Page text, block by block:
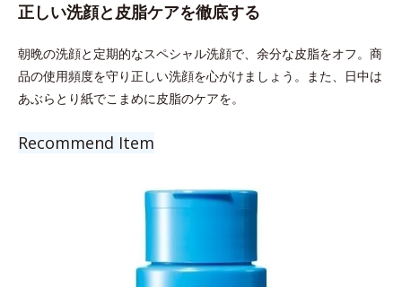
正しい洗顔と皮脂ケアを徹底する
朝晩の洗顔と定期的なスペシャル洗顔で、余分な皮脂をオフ。商
品の使用頻度を守り正しい洗顔を心がけましょう。また、日中は
あぶらとり紙でこまめに皮脂のケアを。
Recommend Item